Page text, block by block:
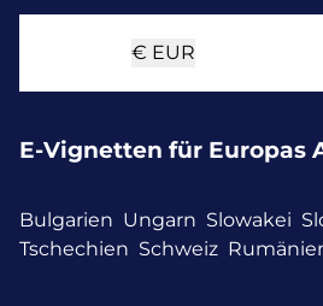
€ EUR
E-Vignetten für Europas
Bulgarien Ungarn Slowakei
Tschechien Schweiz